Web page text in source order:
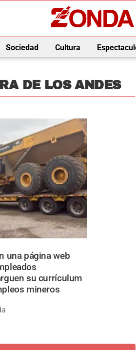
Sociedad Cultura
DE LOS ANDES
una página web
su currículum
mineros